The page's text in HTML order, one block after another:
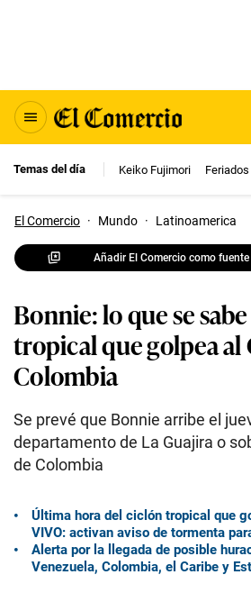
Temas del día Keiko Fujimori Feriados
El Comercio · Mundo · Latinoamerica
Añadir El Comercio como
Bonnie: lo que se
tropical que golpea al
Colombia
Se prevé que Bonnie arribe el
departamento de La Guajira o
de Colombia
Última hora del ciclón tropical que
VIVO: activan aviso de tormenta
Alerta por la llegada de posible
Venezuela, Colombia, el Caribe y